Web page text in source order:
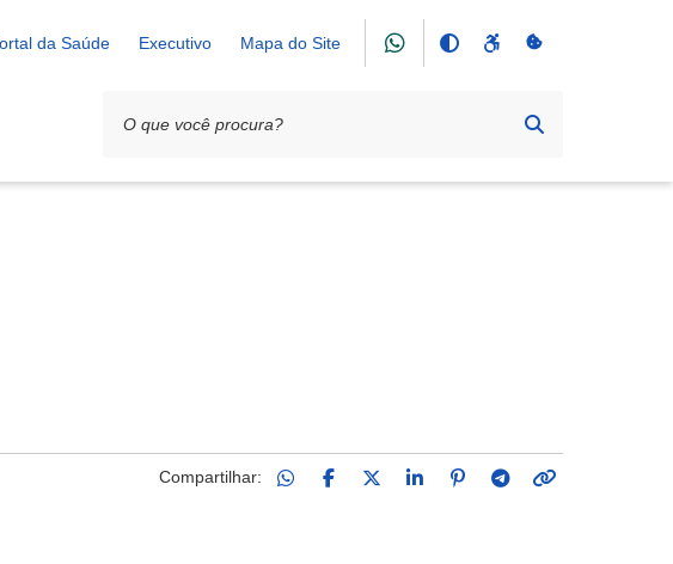
da Saúde Executivo Mapa do Site
Compartilhar: